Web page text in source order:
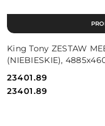
King Tony ZESTAW
(NIEBIESKIE),
Cena:
23401.89
Cena:
23401.89